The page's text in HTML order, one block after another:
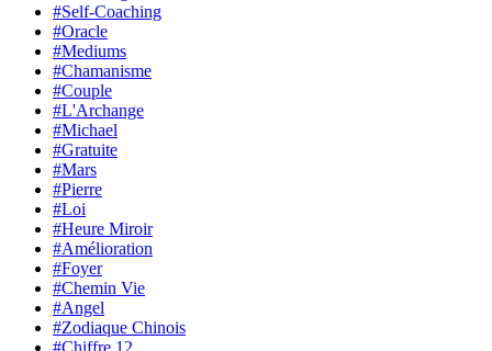
#Self-Coaching
#Oracle
#Mediums
#Chamanisme
#Couple
#L'Archange
#Michael
#Gratuite
#Mars
#Pierre
#Loi
#Heure Miroir
#Amélioration
#Foyer
#Chemin Vie
#Angel
#Zodiaque Chinois
#Chiffre 12